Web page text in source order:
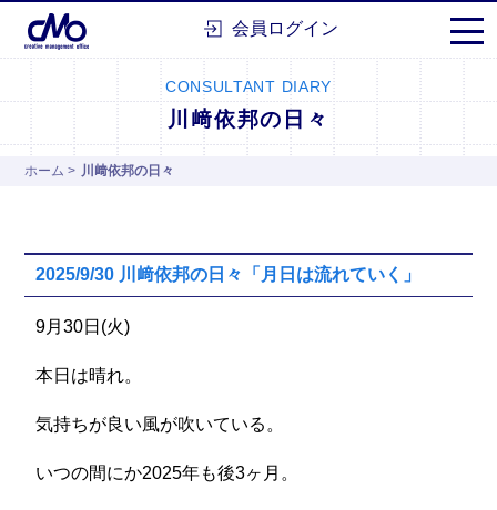
株式会社シーエムオー会員ログイン
CONSULTANT DIARY
川﨑依邦の日々
ホーム > 川﨑依邦の日々
2025/9/30 川﨑依邦の日々「月日は流れていく」
9月30日(火)
本日は晴れ。
気持ちが良い風が吹いている。
いつの間にか2025年も後3ヶ月。